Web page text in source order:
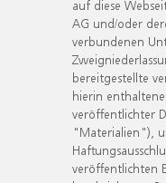
auf diese
AG und/oder
verbundenen
bereitgestellte
hierin
veröffentlichter
"Materialien"),
veröffentlichten